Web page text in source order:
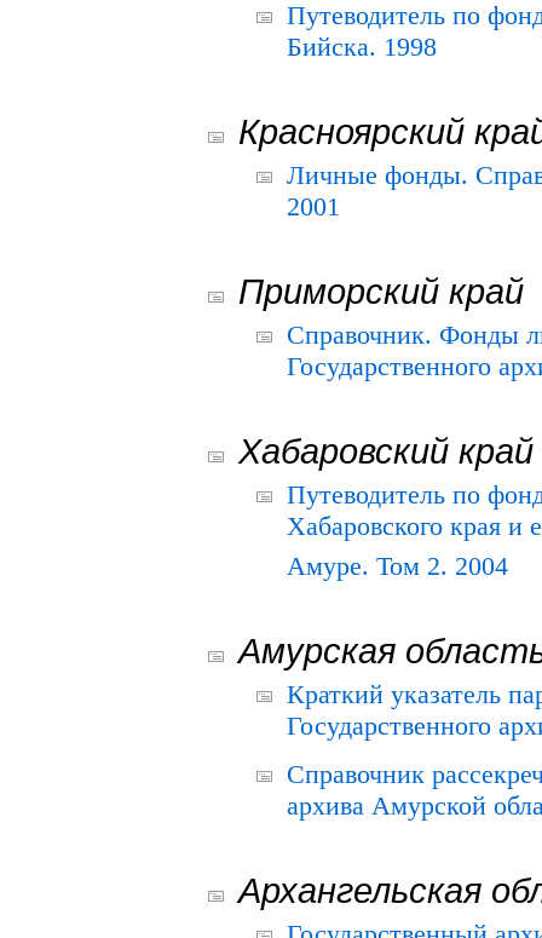
Путеводитель по
Бийска. 1998
Красноярский
Личные фонды.
2001
Приморский край
Справочник. Фонды
Государственного
Хабаровский край
Путеводитель по
Хабаровского края и
Амуре. Том 2. 2004
Амурская
Краткий указатель
Государственного
Справочник
архива Амурской
Архангельская